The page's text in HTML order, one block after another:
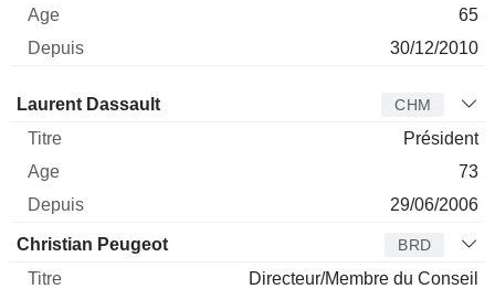
65
30/12/2010
Administrateur Titre
Laurent Dassault CHM
Président
73
29/06/2006
Christian Peugeot BRD
Directeur/Membre du Conseil